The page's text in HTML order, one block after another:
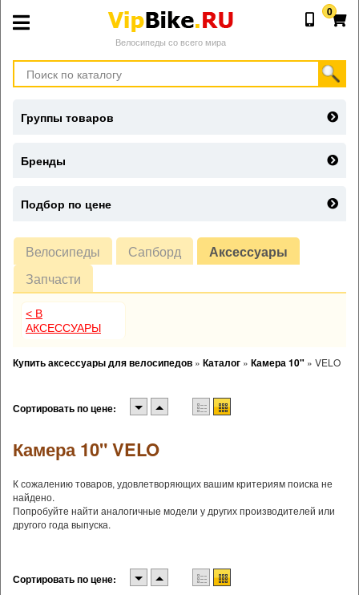
Велосипеды со всего мира
0
Велосипеды Сапборд
Аксессуары
Запчасти
< В
АКСЕССУАРЫ
Купить аксессуары для велосипедов » Каталог » Камера 10" » VELO
Сортировать по цене:
Камера 10" VELO
К сожалению товаров, удовлетворяющих вашим критериям поиска не
найдено.
Попробуйте найти аналогичные модели у других производителей или
другого года выпуска.
Сортировать по цене:
Группы товаров
Бренды
Подбор по цене